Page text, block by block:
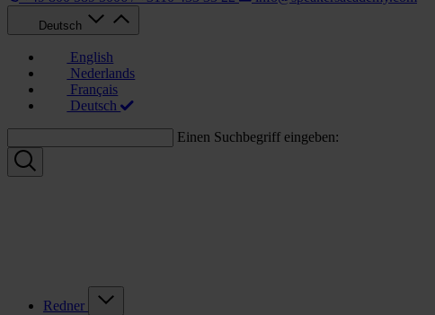
Deutsch
English
Nederlands
Français
Deutsch
Einen Suchbegriff eingeben:
Redner